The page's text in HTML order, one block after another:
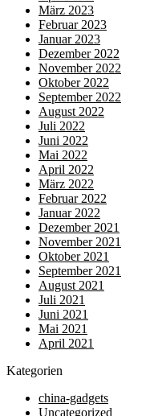
März 2023
Februar 2023
Januar 2023
Dezember 2022
November 2022
Oktober 2022
September 2022
August 2022
Juli 2022
Juni 2022
Mai 2022
April 2022
März 2022
Februar 2022
Januar 2022
Dezember 2021
November 2021
Oktober 2021
September 2021
August 2021
Juli 2021
Juni 2021
Mai 2021
April 2021
Kategorien
china-gadgets
Uncategorized